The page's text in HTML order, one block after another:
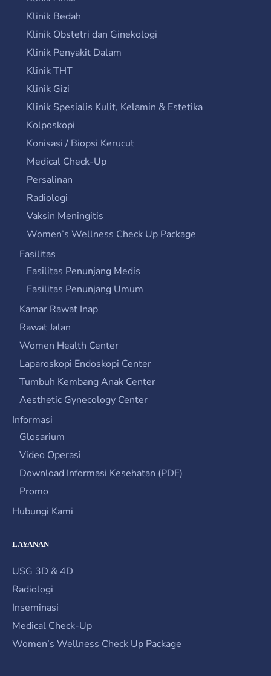
Klinik Bedah
Klinik Obstetri dan Ginekologi
Klinik Penyakit Dalam
Klinik THT
Klinik Gizi
Klinik Spesialis Kulit, Kelamin & Estetika
Kolposkopi
Konisasi / Biopsi Kerucut
Medical Check-Up
Persalinan
Radiologi
Vaksin Meningitis
Women’s Wellness Check Up Package
Fasilitas
Fasilitas Penunjang Medis
Fasilitas Penunjang Umum
Kamar Rawat Inap
Rawat Jalan
Women Health Center
Laparoskopi Endoskopi Center
Tumbuh Kembang Anak Center
Aesthetic Gynecology Center
Informasi
Glosarium
Video Operasi
Download Informasi Kesehatan (PDF)
Promo
Hubungi Kami
LAYANAN
USG 3D & 4D
Radiologi
Inseminasi
Medical Check-Up
Women’s Wellness Check Up Package